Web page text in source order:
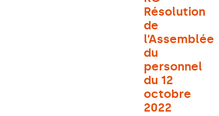
Résolution
de
l’Assemblée
du
personnel
du 12
octobre
2022